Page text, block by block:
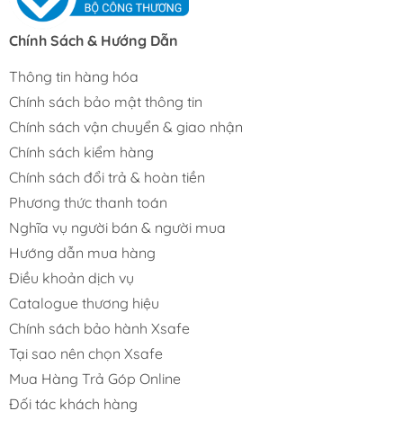
Chính Sách & Hướng Dẫn
Thông tin hàng hóa
Chính sách bảo mật thông tin
Chính sách vận chuyển & giao nhận
Chính sách kiểm hàng
Chính sách đổi trả & hoàn tiền
Phương thức thanh toán
Nghĩa vụ người bán & người mua
Hướng dẫn mua hàng
Điều khoản dịch vụ
Catalogue thương hiệu
Chính sách bảo hành Xsafe
Tại sao nên chọn Xsafe
Mua Hàng Trả Góp Online
Đối tác khách hàng